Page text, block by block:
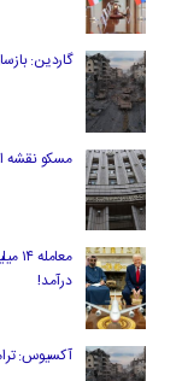
گاردین:
مسکو نقشه
درآمد!
آکسیوس: ترامپ